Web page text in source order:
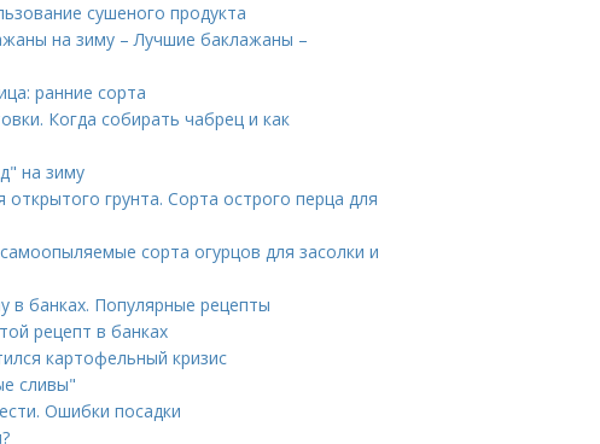
сушеного продукта
на зиму – Лучшие баклажаны –
ранние сорта
Когда собирать чабрец и как
на зиму
грунта. Сорта острого перца для
сорта огурцов для засолки и
в банках. Популярные рецепты
рецепт в банках
картофельный кризис
сливы"
Ошибки посадки